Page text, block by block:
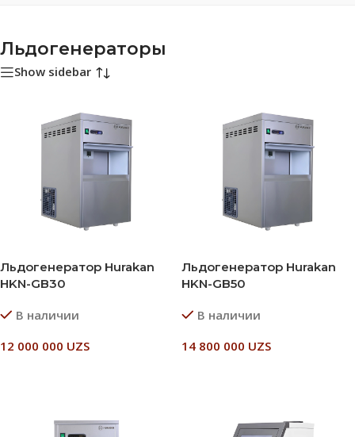
Льдогенераторы
Show sidebar
Льдогенератор Hurakan
HKN-GB30
В наличии
12 000 000 UZS
Льдогенератор Hurakan
HKN-GB50
В наличии
14 800 000 UZS